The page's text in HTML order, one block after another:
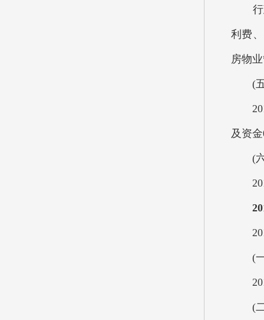
行政
利费
房物
(五)
2018
及资
(六
2018
(一)
2018
(二)